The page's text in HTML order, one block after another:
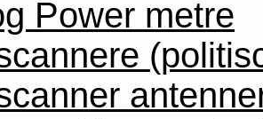
Power metre